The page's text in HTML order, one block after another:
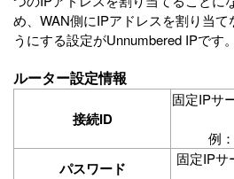
め、WAN側にIPアドレスを割り当
うにする設定がUnnumbered IPです。
ルーター設定情報
接続ID
固定IPサ
例
パスワード
固定IPサ